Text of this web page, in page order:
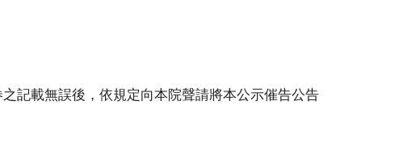
記載無誤後，依規定向本院聲請將本公示催告公告